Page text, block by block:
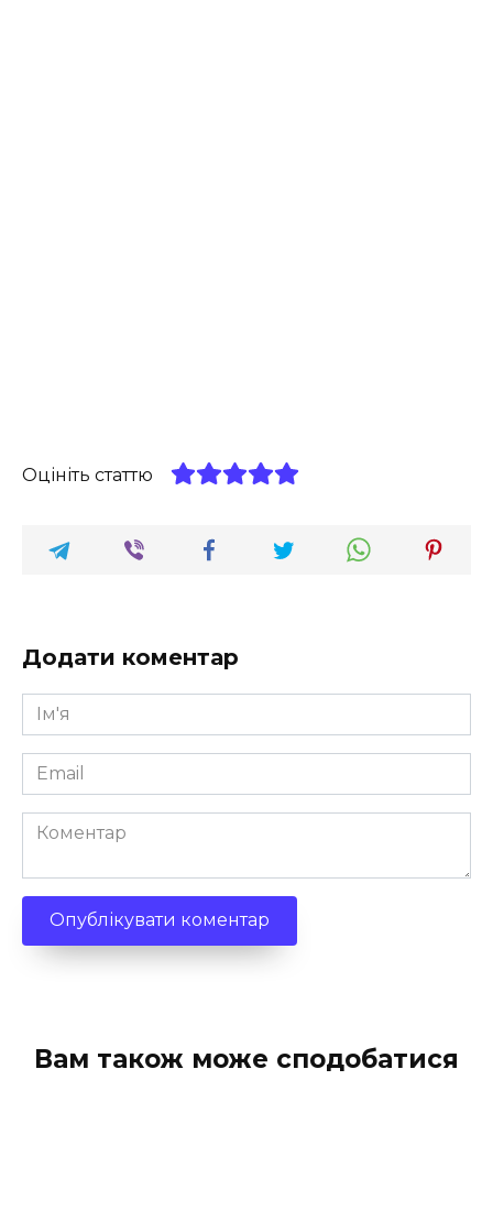
Оцініть статтю
Додати коментар
Ім'я
*
Email
*
Коментар
Вам також може сподобатися